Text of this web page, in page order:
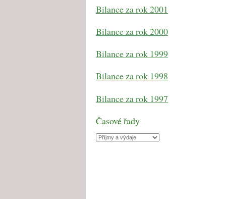
Bilance za rok 2001
Bilance za rok 2000
Bilance za rok 1999
Bilance za rok 1998
Bilance za rok 1997
Časové řady